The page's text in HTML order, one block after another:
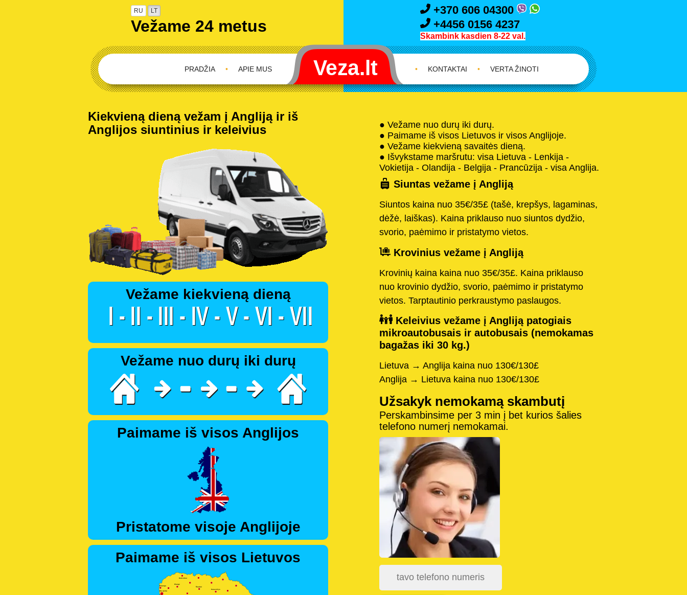
RU LT
Vežame 24 metus
+370 606 04300
+4456 0156 4237
Skambink kasdien 8-22 val.
APIE MUS
•
PRADŽIA • KONTAKTAI • VERTA ŽINOTI
Kiekvieną dieną vežam į Angliją ir iš
Anglijos siuntinius ir keleivius
Vežame kiekvieną dieną
Vežame nuo durų iki durų
Paimame iš visos Anglijos
Pristatome visoje Anglijoje
Paimame iš visos Lietuvos
● Vežame nuo durų iki durų.
● Paimame iš visos Lietuvos ir visos Anglijoje.
● Vežame kiekvieną savaitės dieną.
● Išvykstame maršrutu: visa Lietuva - Lenkija -
Vokietija - Olandija - Belgija - Prancūzija - visa Anglija.
Siuntas vežame į Angliją
Siuntos kaina nuo 35€/35£ (tašė, krepšys, lagaminas,
dėžė, laiškas). Kaina priklauso nuo siuntos dydžio,
svorio, paėmimo ir pristatymo vietos.
Krovinius vežame į Angliją
Krovinių kaina kaina nuo 35€/35£. Kaina priklauso
nuo krovinio dydžio, svorio, paėmimo ir pristatymo
vietos. Tarptautinio perkraustymo paslaugos.
Keleivius vežame į Angliją patogiais
mikroautobusais ir autobusais (nemokamas
bagažas iki 30 kg.)
Lietuva → Anglija kaina nuo 130€/130£
Anglija → Lietuva kaina nuo 130€/130£
Užsakyk nemokamą skambutį
Perskambinsime per 3 min į bet kurios šalies
telefono numerį nemokamai.